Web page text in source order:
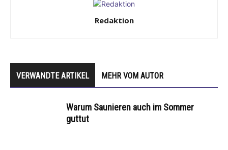
Redaktion
VERWANDTE ARTIKEL MEHR VOM AUTOR
Warum Saunieren auch im Sommer
guttut